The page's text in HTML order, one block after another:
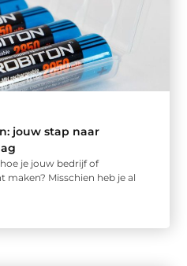
jouw stap naar
je jouw bedrijf of
Misschien heb je al